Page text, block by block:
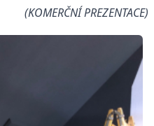
(KOMERČNÍ PREZENTACE)